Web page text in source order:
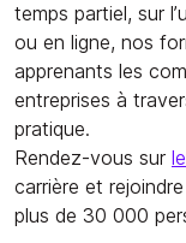
temps partiel, sur
ou en ligne, nos
apprenants les
entreprises à
pratique.
Rendez-vous sur
carrière et
plus de 30 000